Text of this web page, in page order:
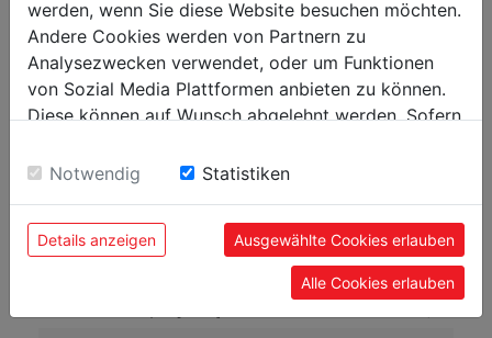
Celkové rozměry [mm]
493 x 320 x 890
Technická specifikace
Max. průměr vrtání [mm]
16
Max. vzdálenost vřeteno-stůl [mm]
430
Vzdálenost vřeteno-základní deska [mm]
540
werden, wenn Sie diese Website besuchen möchten.
Andere Cookies werden von Partnern zu
Analysezwecken verwendet, oder um Funktionen
von Sozial Media Plattformen anbieten zu können.
Diese können auf Wunsch abgelehnt werden. Sofern
Einwilligung zu unseren Cookies.
Notwendig Statistiken
Details anzeigen Ausgewählte Cookies erlauben
Alle Cookies erlauben